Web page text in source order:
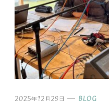
2025年12月29日 BLOG